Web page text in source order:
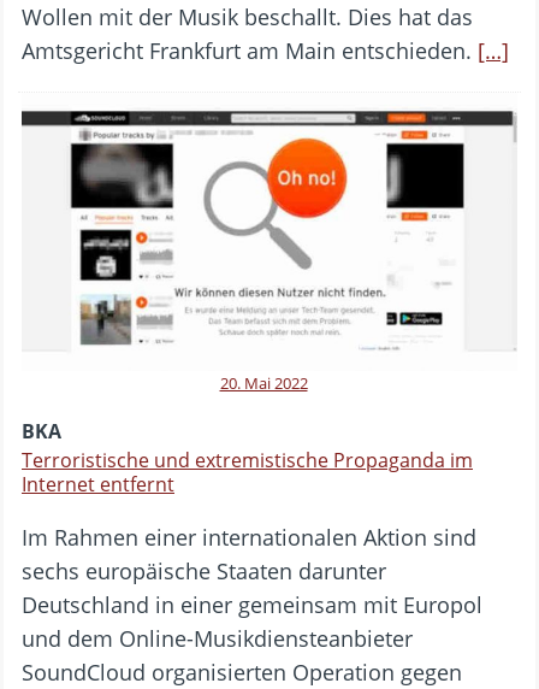
Wollen mit der Musik beschallt. Dies hat das
Amtsgericht Frankfurt am Main entschieden. […]
20. Mai 2022
BKA
Terroristische und extremistische Propaganda im
Internet entfernt
Im Rahmen einer internationalen Aktion sind
sechs europäische Staaten darunter
Deutschland in einer gemeinsam mit Europol
und dem Online-Musikdiensteanbieter
SoundCloud organisierten Operation gegen